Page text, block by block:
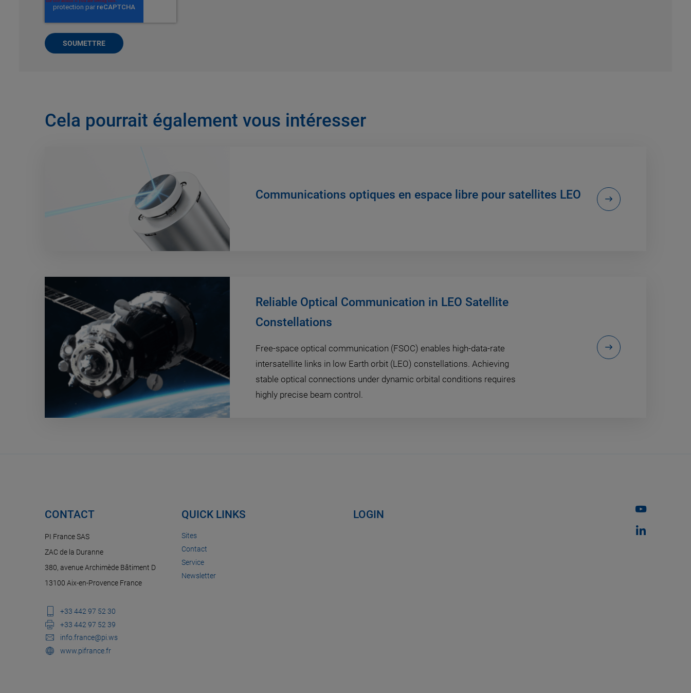
Cela pourrait également vous intéresser
Communications optiques en espace libre pour satellites LEO
Reliable Optical Communication in LEO Satellite
Constellations
Free-space optical communication (FSOC) enables high-data-rate
intersatellite links in low Earth orbit (LEO) constellations. Achieving
stable optical connections under dynamic orbital conditions requires
highly precise beam control.
CONTACT
PI France SAS
ZAC de la Duranne
380, avenue Archimède Bâtiment D
13100 Aix-en-Provence France
+33 442 97 52 30
+33 442 97 52 39
info.france@pi.ws
www.pifrance.fr
QUICK LINKS
Sites
Contact
Service
Newsletter
LOGIN